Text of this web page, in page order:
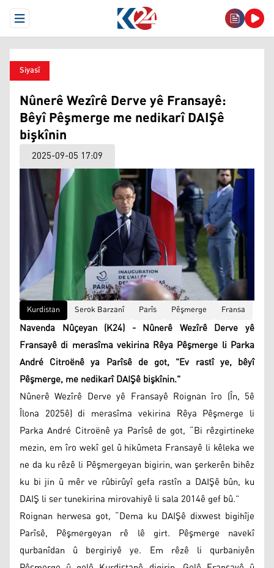
Open Menu
Siyasî
Nûnerê Wezîrê Derve yê Fransayê:
Bêyî Pêşmerge me nedikarî DAIŞê
bişkînin
2025-09-05 17:09
Kurdistan Serok Barzanî Parîs Pêşmerge Fransa
Navenda Nûçeyan (K24) - Nûnerê Wezîrê Derve yê
Fransayê di merasîma vekirina Rêya Pêşmerge li Parka
André Citroënê ya Parîsê de got, "Ev rastî ye, bêyî
Pêşmerge, me nedikarî DAIŞê bişkînin."
Nûnerê Wezîrê Derve yê Fransayê Roignan îro (În, 5ê
Îlona 2025ê) di merasîma vekirina Rêya Pêşmerge li
Parka André Citroënê ya Parîsê de got, “Bi rêzgirtineke
mezin, em îro wekî gel û hikûmeta Fransayê li kêleka we
ne da ku rêzê li Pêşmergeyan bigirin, wan şerkerên bihêz
ku bi jin û mêr ve rûbirûyî gefa rastîn a DAIŞê bûn, ku
DAIŞ li ser tunekirina mirovahiyê li sala 2014ê gef bû.”
Roignan herwesa got, “Dema ku DAIŞê dixwest bigihîje
Parîsê, Pêşmergeyan rê lê girt. Pêşmerge navekî
qurbanîdan û bergiriyê ye. Em rêzê li qurbaniyên